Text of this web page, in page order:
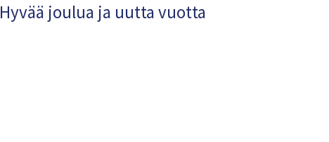
Hyvää joulua ja uutta vuotta